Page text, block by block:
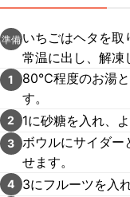
準備 いちごはヘタを取
常温に出し、解凍
1
80℃程度のお湯と
す。
2 1に砂糖を入れ、
3 ボウルにサイダー
せます。
4 3にフルーツを入れ